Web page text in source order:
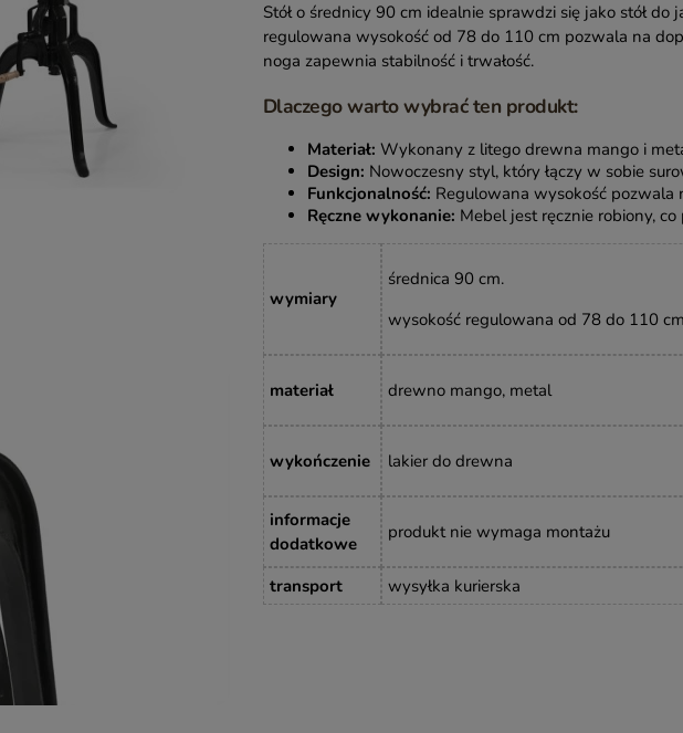
Stół o średnicy 90 cm idealnie sprawdzi się jako stół
regulowana wysokość od 78 do 110 cm pozwala na
noga zapewnia stabilność i trwałość.
Dlaczego warto wybrać ten produkt:
Materiał: Wykonany z litego drewna mango i
Design: Nowoczesny styl, który łączy w sobie
Funkcjonalność: Regulowana wysokość pozwala
Ręczne wykonanie: Mebel jest ręcznie robiony,
wymiary
średnica 90 cm.
wysokość regulowana od 78 do 110 cm
materiał drewno mango, metal
wykończenie lakier do drewna
informacje
dodatkowe
produkt nie wymaga montażu
transport wysyłka kurierska